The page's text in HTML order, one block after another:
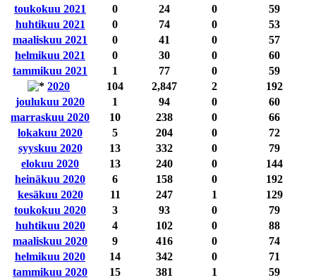
toukokuu 2021
0 24 0
59
huhtikuu 2021
0 74 0
53
maaliskuu 2021
0 41 0
57
helmikuu 2021
0 30 0
60
tammikuu 2021
1 77 0
59
2020
104 2,847 2
192
joulukuu 2020
1 94 0
60
marraskuu 2020
10 238 0
66
lokakuu 2020
5 204 0
72
syyskuu 2020
13 332 0
79
elokuu 2020
13 240 0
144
heinäkuu 2020
6 158 0
192
kesäkuu 2020
11 247 1
129
toukokuu 2020
3 93 0
79
huhtikuu 2020
4 102 0
88
maaliskuu 2020
9 416 0
74
helmikuu 2020
14 342 0
71
tammikuu 2020
15 381 1
59